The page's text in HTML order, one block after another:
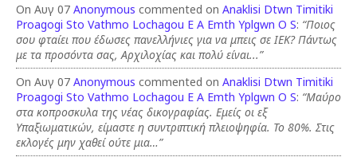
On Αυγ 07 Anonymous commented on Anaklisi Dtwn Timitiki
Proagogi Sto Vathmo Lochagou E A Emth Yplgwn O S: “Ποιος
σου φταίει που έδωσες πανελλήνιες για να μπεις σε ΙΕΚ? Πάντως
με τα προσόντα σας, Αρχιλοχίας και πολύ είναι...”
On Αυγ 07 Anonymous commented on Anaklisi Dtwn Timitiki
Proagogi Sto Vathmo Lochagou E A Emth Yplgwn O S: “Μαύρο
στα κοπροσκυλα της νέας δικογραφίας. Εμείς οι εξ
Υπαξιωματικών, είμαστε η συντριπτική πλειοψηφία. Το 80%. Στις
εκλογές μην χαθεί ούτε μια…”